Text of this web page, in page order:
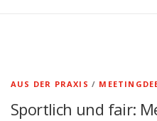
AUS DER PRAXIS /
Sportlich und fair: